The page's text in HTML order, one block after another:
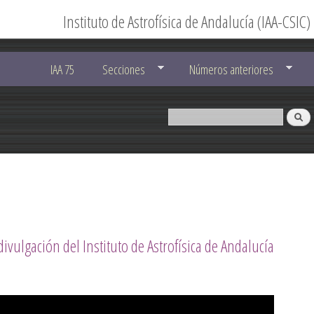
Instituto de Astrofísica de Andalucía (IAA-CSIC)
IAA 75 Secciones Números anteriores
del Instituto de Astrofísica de Andalucía